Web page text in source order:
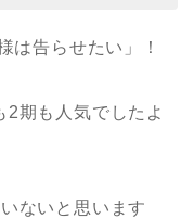
は告らせたい」！
2期も人気でしたよ
ないと思います